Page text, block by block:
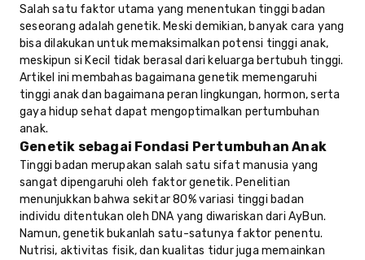
Salah satu faktor utama yang menentukan tinggi badan
seseorang adalah genetik. Meski demikian, banyak cara yang
bisa dilakukan untuk memaksimalkan potensi tinggi anak,
meskipun si Kecil tidak berasal dari keluarga bertubuh tinggi.
Artikel ini membahas bagaimana genetik memengaruhi
tinggi anak dan bagaimana peran lingkungan, hormon, serta
gaya hidup sehat dapat mengoptimalkan pertumbuhan
anak.
Genetik sebagai Fondasi Pertumbuhan Anak
Tinggi badan merupakan salah satu sifat manusia yang
sangat dipengaruhi oleh faktor genetik. Penelitian
menunjukkan bahwa sekitar 80% variasi tinggi badan
individu ditentukan oleh DNA yang diwariskan dari AyBun.
Namun, genetik bukanlah satu-satunya faktor penentu.
Nutrisi, aktivitas fisik, dan kualitas tidur juga memainkan